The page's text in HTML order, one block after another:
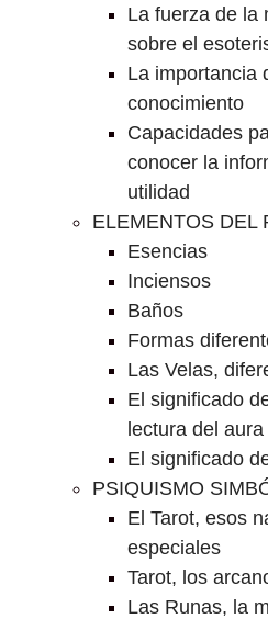
La fuerza de la
sobre el
La importancia
conocimiento
Capacidades
conocer la
utilidad
ELEMENTOS DEL
Esencias
Inciensos
Baños
Formas
Las Velas,
El significado
lectura del aura
El significado
PSIQUISMO
El Tarot, esos
especiales
Tarot, los
Las Runas, la